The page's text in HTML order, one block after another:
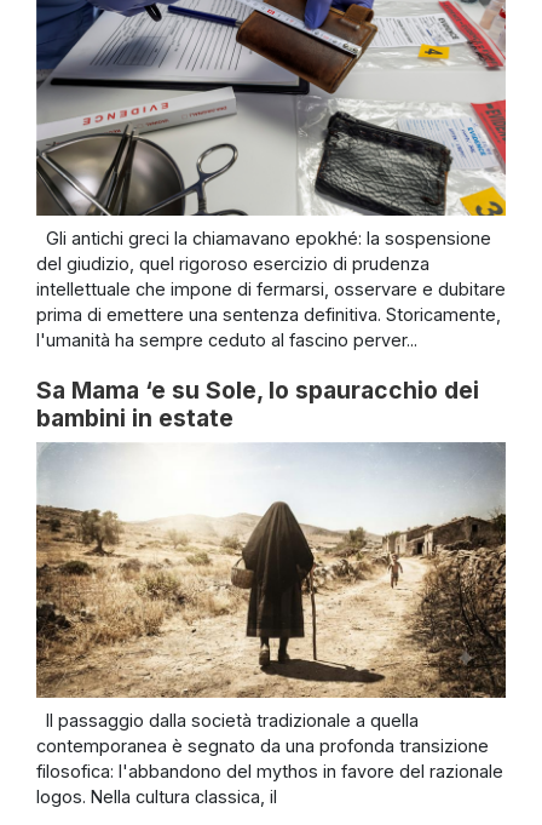
Gli antichi greci la chiamavano epokhé: la sospensione
del giudizio, quel rigoroso esercizio di prudenza
intellettuale che impone di fermarsi, osservare e dubitare
prima di emettere una sentenza definitiva. Storicamente,
l'umanità ha sempre ceduto al fascino perver...
Sa Mama ‘e su Sole, lo spauracchio dei
bambini in estate
Il passaggio dalla società tradizionale a quella
contemporanea è segnato da una profonda transizione
filosofica: l'abbandono del mythos in favore del razionale
logos. Nella cultura classica, il